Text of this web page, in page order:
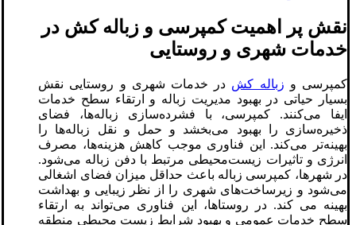
نقش پر اهمیت کمپرسی و زباله کش در
خدمات شهری و روستایی
کمپرسی و زباله کش در خدمات شهری و روستایی نقش
بسیار حیاتی در بهبود مدیریت زباله و ارتقاء سطح خدمات
ایفا می‌کنند. کمپرسی، با فشرده‌سازی زباله‌ها، فضای
ذخیره‌سازی را بهبود می‌بخشد و حمل و نقل زباله‌ها را
بهینه‌تر می‌کند. این فناوری موجب کاهش هزینه‌ها، مصرف
انرژی و تاثیرات زیست‌محیطی مرتبط با دفن زباله می‌شود.
در شهرها، کمپرسی زباله باعث حداقل میزان فضای اشغالی
می‌شود و زیرساخت‌های شهری را از نظر زیبایی و بهداشت
بهینه می کند. در روستاها، این فناوری می‌تواند به ارتقاء
سطح خدمات عمومی و بهبود شرایط زیست محیطی منطقه